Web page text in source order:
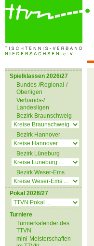
Spielklassen 2026/27
Bundes-/Regional-/
Oberligen
Verbands-/
Landesligen
Bezirk Braunschweig
Bezirk Hannover
Bezirk Lüneburg
Bezirk Weser-Ems
Pokal 2026/27
Turniere
Turnierkalender des
TTVN
mini-Meisterschaften